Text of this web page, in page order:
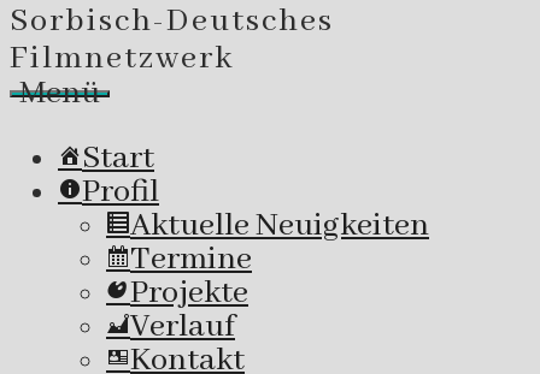
Sorbisch-Deutsches
Filmnetzwerk
Menü
Start
Profil
Aktuelle Neuigkeiten
Termine
Projekte
Verlauf
Kontakt